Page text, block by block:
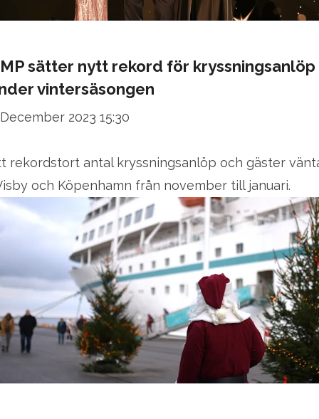
sätter nytt rekord för kryssningsanlöp
vintersäsongen
2023 15:30
rekordstort antal kryssningsanlöp och gäster
och Köpenhamn från november till januari.